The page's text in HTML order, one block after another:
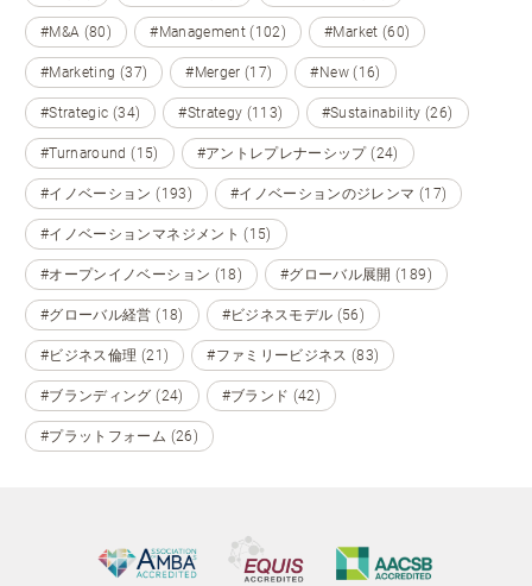
#M&A (80) #Management (102) #Market (60)
#Marketing (37) #Merger (17) #New (16)
#Strategic (34) #Strategy (113) #Sustainability (26)
#Turnaround (15) #アントレプレナーシップ (24)
#イノベーション (193) #イノベーションのジレンマ (17)
#イノベーションマネジメント (15)
#オープンイノベーション (18) #グローバル展開 (189)
#グローバル経営 (18) #ビジネスモデル (56)
#ビジネス倫理 (21) #ファミリービジネス (83)
#ブランディング (24) #ブランド (42)
#プラットフォーム (26)